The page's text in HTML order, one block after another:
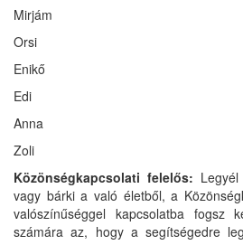
Mirjám
Orsi
Enikő
Edi
Anna
Zoli
Közönségkapcsolati felelős:
vagy bárki a való életből, a
valószínűséggel kapcsolatba fogsz
számára az, hogy a segítségedre